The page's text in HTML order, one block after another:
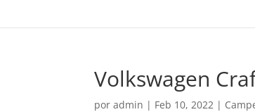
Volkswagen
poradmin | Feb 10, 2022 |